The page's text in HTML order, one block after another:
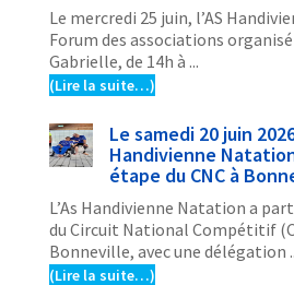
Le mercredi 25 juin, l’AS
Forum des associations
Gabrielle, de 14h à ...
(Lire la suite…)
Le samedi 20 juin
Handivienne
étape du CNC à
L’As Handivienne Natation a
du Circuit National Compétitif
Bonneville, avec une délégation
(Lire la suite…)